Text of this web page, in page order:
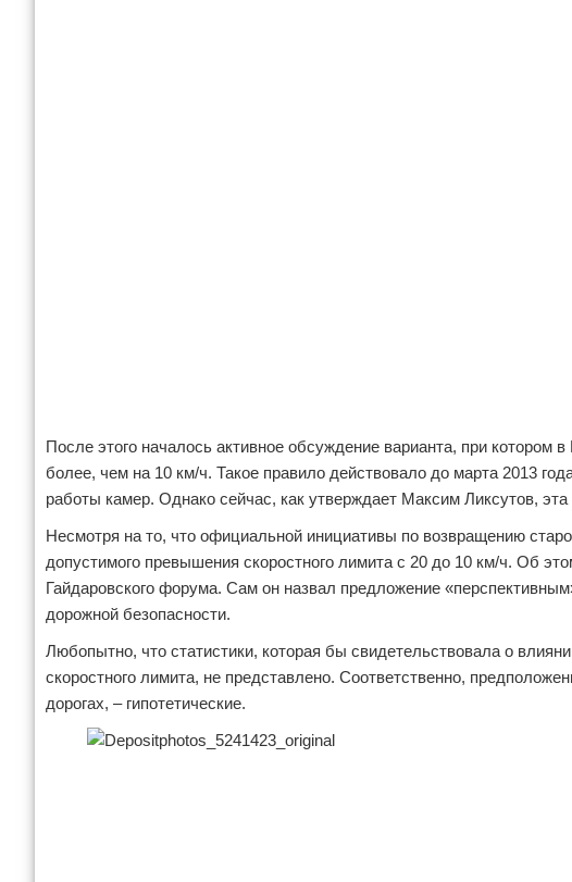
После этого началось активное обсуждение варианта, при
более, чем на 10 км/ч. Такое правило действовало до марта 2013
работы камер. Однако сейчас, как утверждает Максим Ликсутов,
Несмотря на то, что официальной инициативы по возвращению
допустимого превышения скоростного лимита с 20 до 10 км/ч. Об
Гайдаровского форума. Сам он назвал предложение
дорожной безопасности.
Любопытно, что статистики, которая бы свидетельствовала о
скоростного лимита, не представлено. Соответственно,
дорогах, – гипотетические.